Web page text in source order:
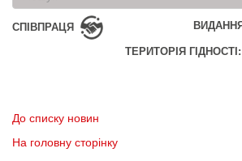
форма
Пошук
СПІВПРАЦЯ
ТЕРИТОРІЯ
До списку новин
На головну сторінку